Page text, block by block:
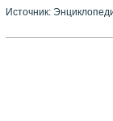
Источник: